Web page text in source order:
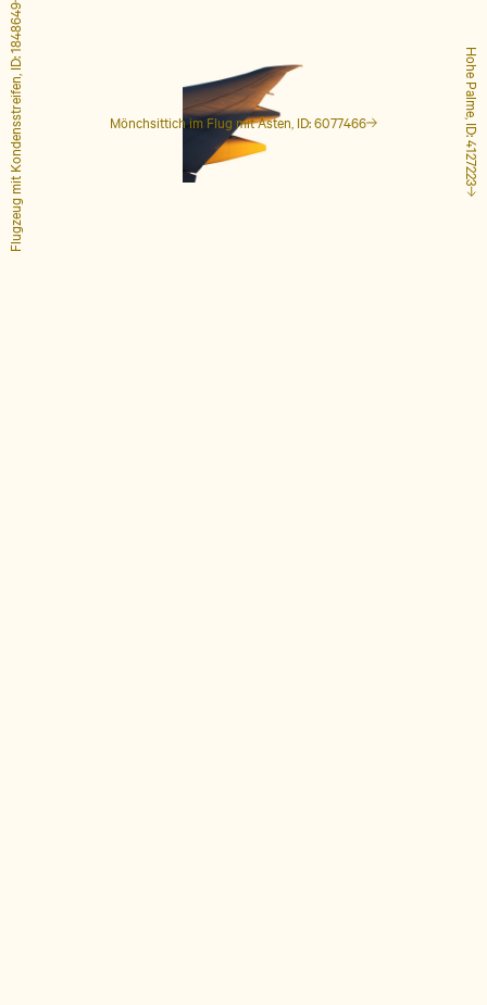
Mönchsittich im Flug mit Ästen, ID: 6077466 Hohe Palme, ID: 4127223
Flugzeug mit Kondensstreifen, ID: 1848649